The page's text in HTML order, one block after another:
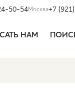
50-54Москва+7
НАМ